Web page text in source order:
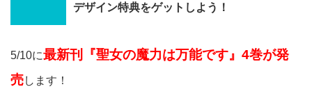
デザイン特典をゲットしよう！
5/10に最新刊『聖女の魔力は万能です』4巻が発
売します！